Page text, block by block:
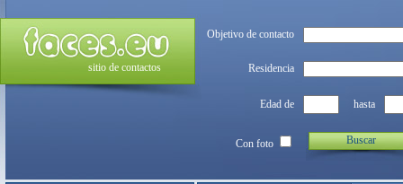
sitio de contactos
Objetivo de contacto
Residencia
Edad de hasta
Con foto Buscar